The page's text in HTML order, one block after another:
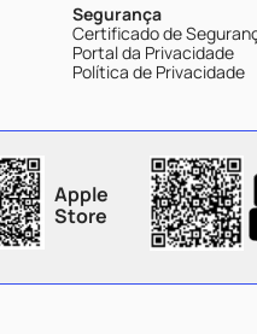
Segurança
Certificado de
Portal da Privacidade
Política de Privacidade
Apple
Store